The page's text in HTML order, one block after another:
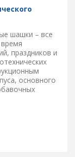
шашки – все
праздников и
основного